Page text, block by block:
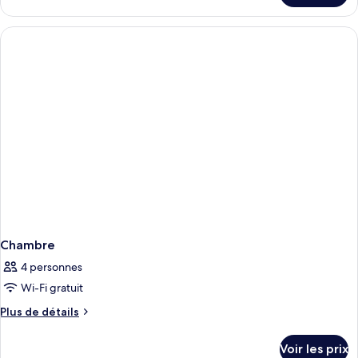
le
type
de
Chambre
4 personnes
Wi-Fi gratuit
Plus de détails
Plus
Voir les prix